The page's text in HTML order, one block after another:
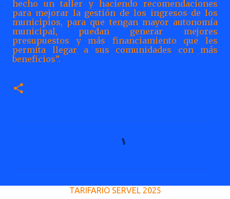
hecho un taller y haciendo recomendaciones
para mejorar la gestión de los ingresos de los
municipios, para que tengan mayor autonomía
municipal, puedan generar mejores
presupuestos y más financiamiento que les
permita llegar a sus comunidades con más
beneficios”.
TARIFARIO SERVEL 2025